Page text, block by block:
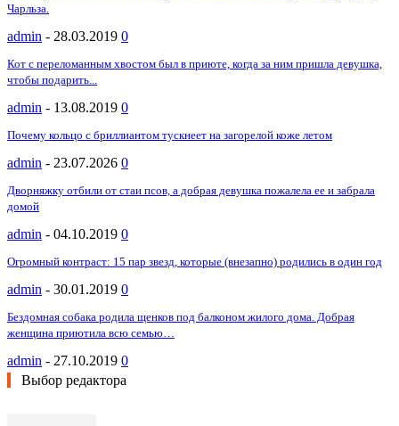
Чарльза.
admin - 28.03.2019 0
Кот с переломанным хвостом был в приюте, когда за ним пришла девушка,
чтобы подарить...
admin - 13.08.2019 0
Почему кольцо с бриллиантом тускнеет на загорелой коже летом
admin - 23.07.2026 0
Дворняжку отбили от стаи псов, а добрая девушка пожалела ее и забрала
домой
admin - 04.10.2019 0
Огромный контраст: 15 пар звезд, которые (внезапно) родились в один год
admin - 30.01.2019 0
Бездомная собака родила щенков под балконом жилого дома. Добрая
женщина приютила всю семью…
admin - 27.10.2019 0
Выбор редактора